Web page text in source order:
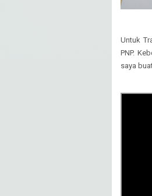
Untuk
PNP.
saya